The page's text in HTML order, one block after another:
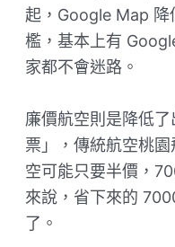
起，Google Map 降
檻，基本上有
家都不會迷路。
廉價航空則是降低
票」，傳統航空桃
空可能只要半價，
來說，省下來的
了。